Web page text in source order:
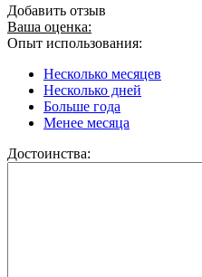
Добавить отзыв
Ваша оценка:
Опыт использования:
Несколько месяцев
Несколько дней
Больше года
Менее месяца
Достоинства: